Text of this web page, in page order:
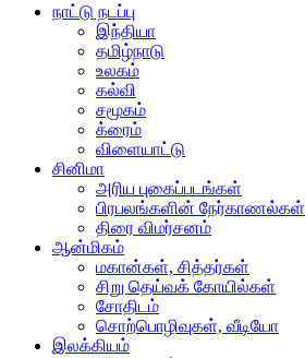
நாட்டு நடப்பு
இந்தியா
தமிழ்நாடு
உலகம்
கல்வி
சமூகம்
க்ரைம்
விளையாட்டு
சினிமா
அரிய புகைப்படங்கள்
பிரபலங்களின் நேர்காணல்கள்
திரை விமர்சனம்
ஆன்மிகம்
மகான்கள், சித்தர்கள்
சிறு தெய்வக் கோயில்கள்
சோதிடம்
சொற்பொழிவுகள், வீடியோ
இலக்கியம்